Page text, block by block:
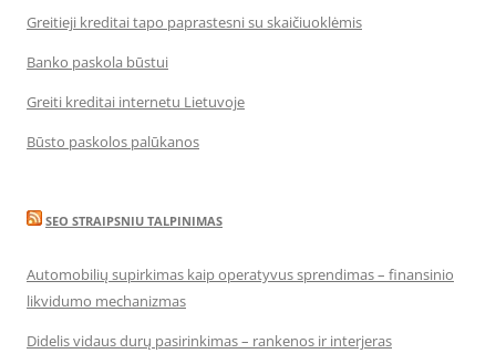
Greitieji kreditai tapo paprastesni su skaičiuoklėmis
Banko paskola būstui
Greiti kreditai internetu Lietuvoje
Būsto paskolos palūkanos
SEO STRAIPSNIU TALPINIMAS
Automobilių supirkimas kaip operatyvus sprendimas – finansinio
likvidumo mechanizmas
Didelis vidaus durų pasirinkimas – rankenos ir interjeras